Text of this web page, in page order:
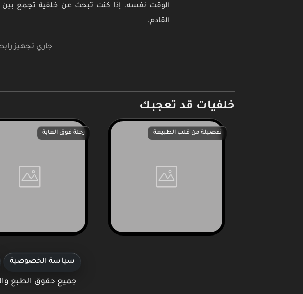
الوقت نفسه. إذا كنت تبحث عن خلفية تجمع بين
القادم.
جاري تجهيز
خلفيات قد تعجبك
تفصيلة من قلب الطبيعة رحلة فوق الغابة
سياسة الخصوصية
جميع حقوق الطبع